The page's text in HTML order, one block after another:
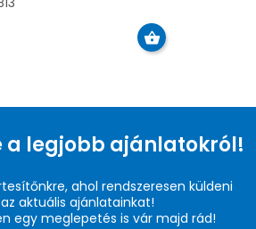
a legjobb ajánlatokról!
ahol rendszeresen küldeni
aktuális ajánlatainkat!
egy meglepetés is vár majd rád!